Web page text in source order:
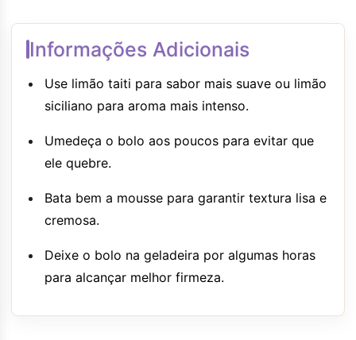
Informações Adicionais
Use limão taiti para sabor mais suave ou limão
siciliano para aroma mais intenso.
Umedeça o bolo aos poucos para evitar que
ele quebre.
Bata bem a mousse para garantir textura lisa e
cremosa.
Deixe o bolo na geladeira por algumas horas
para alcançar melhor firmeza.